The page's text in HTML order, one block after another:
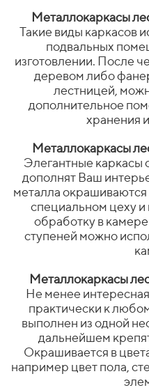
Металлокаркасы
Такие виды каркасов
подвальных
изготовлении. После
деревом либо
лестницей,
дополнительное
хранения
Металлокаркасы
Элегантные каркасы
дополнят Ваш
металла окрашиваются
специальном цеху
обработку в
ступеней можно
Металлокаркасы
Не менее
практически к
выполнен из одной
дальнейшем
Окрашивается в
например цвет пола,